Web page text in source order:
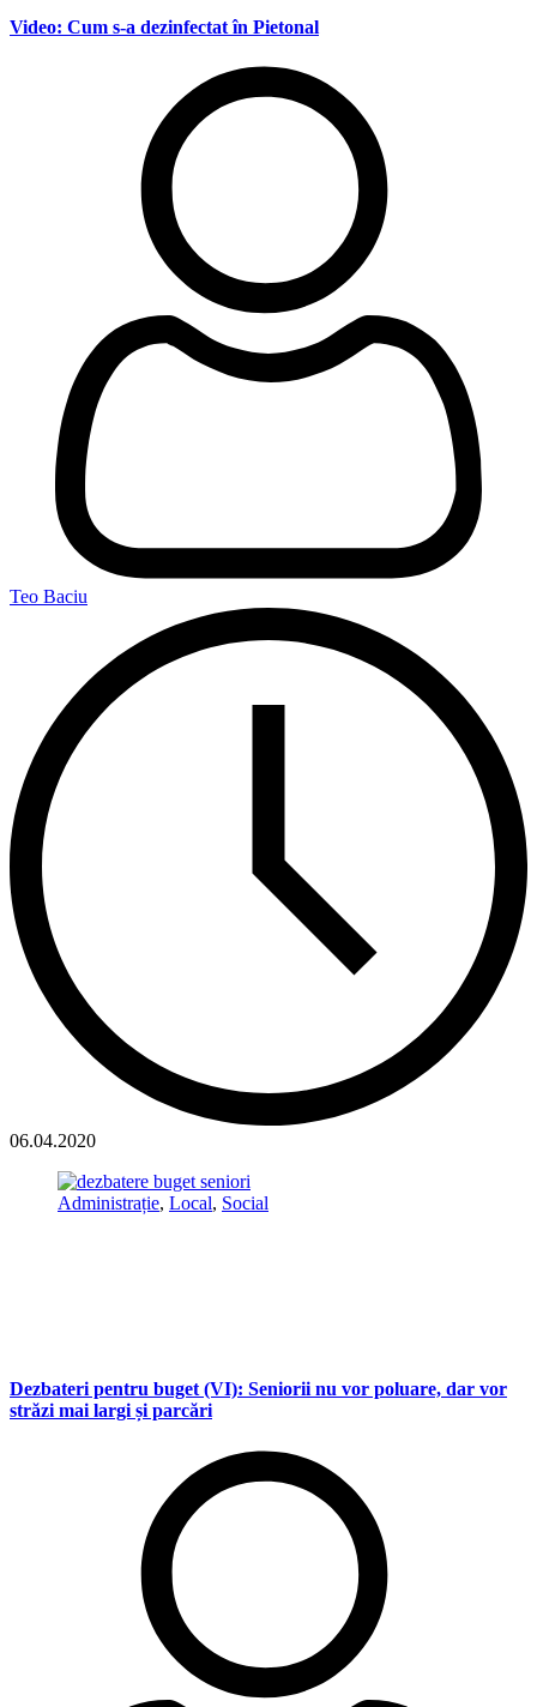
Video: Cum s-a dezinfectat în Pietonal
Teo Baciu
06.04.2020
Administrație, Local, Social
Dezbateri pentru buget (VI): Seniorii nu vor poluare, dar vor
străzi mai largi și parcări